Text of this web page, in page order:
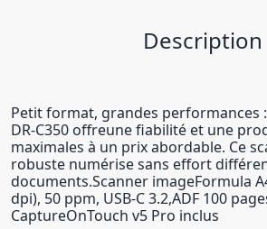
Description
Petit format, grandes performances
DR-C350 offreune fiabilité et une
maximales à un prix abordable. Ce
robuste numérise sans effort
documents.Scanner imageFormula
dpi), 50 ppm, USB-C 3.2,ADF 100
CaptureOnTouch v5 Pro inclus